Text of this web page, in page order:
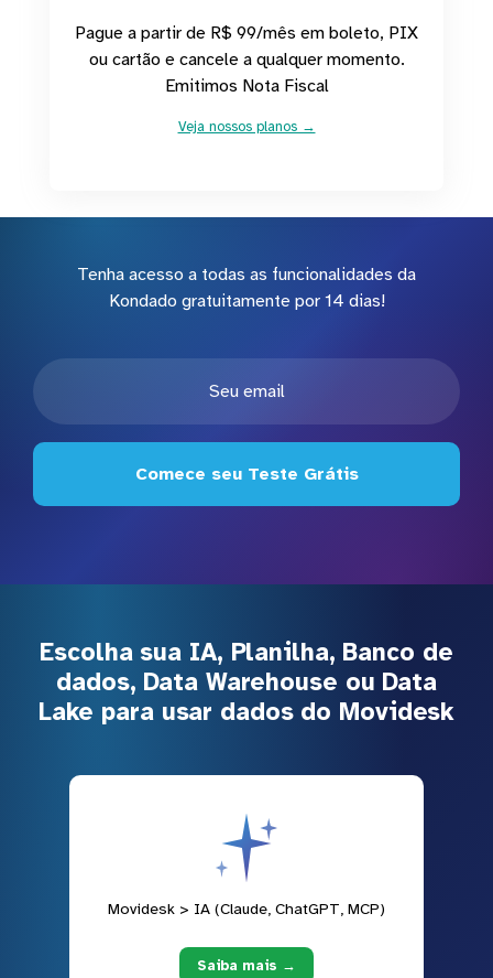
Pague a partir de R$ 99/mês em boleto, PIX
ou cartão e cancele a qualquer momento.
Emitimos Nota Fiscal
Veja nossos planos →
Tenha acesso a todas as funcionalidades da
Kondado gratuitamente por 14 dias!
Comece seu Teste Grátis
Escolha sua IA, Planilha, Banco de
dados, Data Warehouse ou Data
Lake para usar dados do Movidesk
Movidesk > IA (Claude, ChatGPT, MCP)
Saiba mais →